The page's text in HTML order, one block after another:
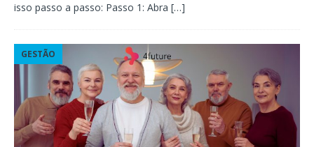
isso passo a passo: Passo 1: Abra […]
GESTÃO